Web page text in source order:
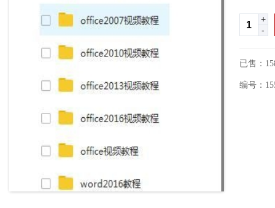
+
-
已售：
编号：